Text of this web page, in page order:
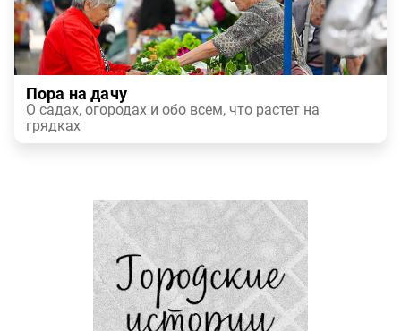
Пора на дачу
О садах, огородах и обо всем, что растет на
грядках